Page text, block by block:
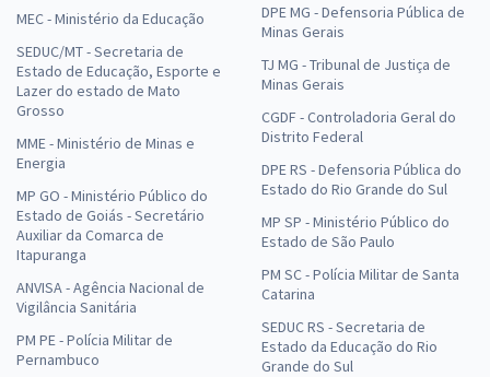
MEC - Ministério da Educação
SEDUC/MT - Secretaria de
Estado de Educação, Esporte e
Lazer do estado de Mato
Grosso
MME - Ministério de Minas e
Energia
MP GO - Ministério Público do
Estado de Goiás - Secretário
Auxiliar da Comarca de
Itapuranga
ANVISA - Agência Nacional de
Vigilância Sanitária
PM PE - Polícia Militar de
Pernambuco
DPE MG - Defensoria Pública de
Minas Gerais
TJ MG - Tribunal de Justiça de
Minas Gerais
CGDF - Controladoria Geral do
Distrito Federal
DPE RS - Defensoria Pública do
Estado do Rio Grande do Sul
MP SP - Ministério Público do
Estado de São Paulo
PM SC - Polícia Militar de Santa
Catarina
SEDUC RS - Secretaria de
Estado da Educação do Rio
Grande do Sul